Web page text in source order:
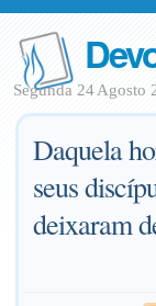
Segunda 24 Agosto
Daquela
seus
deixaram